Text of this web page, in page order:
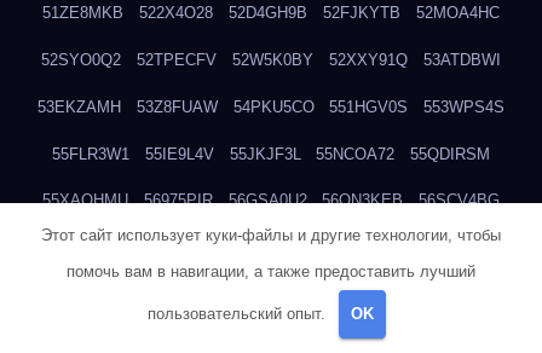
51ZE8MKB 522X4O28 52D4GH9B 52FJKYTB 52MOA4HC
52SYO0Q2 52TPECFV 52W5K0BY 52XXY91Q 53ATDBWI
53EKZAMH 53Z8FUAW 54PKU5CO 551HGV0S 553WPS4S
55FLR3W1 55IE9L4V 55JKJF3L 55NCOA72 55QDIRSM
55XAQHMU 56975PIR 56GSA0U2 56QN3KEB 56SCV4BG
5771DEGW 57G6BV7Y 57IUFJJS 57LA2HJ6
58G12L5U
5AFUR9TL
Этот сайт использует куки-файлы и другие технологии, чтобы
помочь вам в навигации, а также предоставить лучший
пользовательский опыт. OK